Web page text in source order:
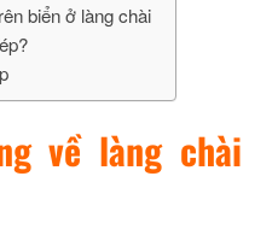
biển ở làng chài
về làng chài